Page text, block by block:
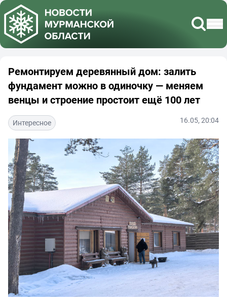
Ремонтируем деревянный дом: залить
фундамент можно в одиночку — меняем
венцы и строение простоит ещё 100 лет
Интересное 16.05, 20:04